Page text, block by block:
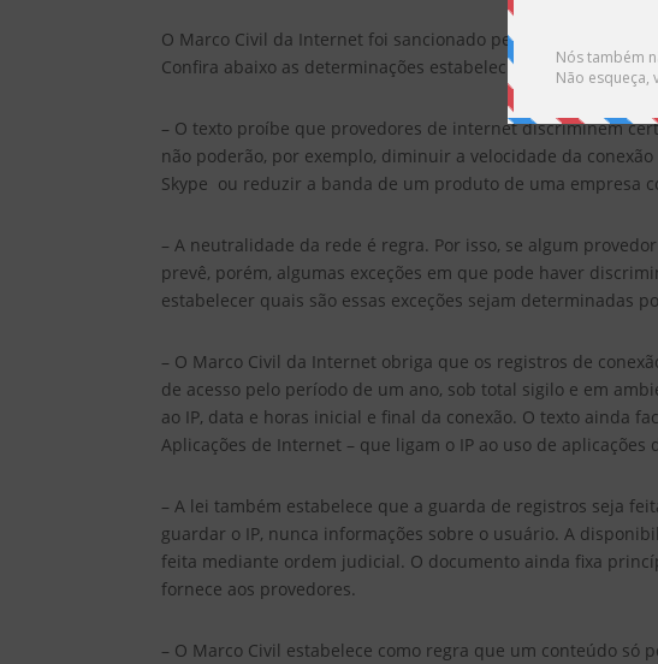
O Marco Civil da Internet foi sancionado pela presidente
Confira abaixo as determinações estabelecidas para os
– O texto proíbe que provedores de internet discriminem
não poderão, por exemplo, diminuir a velocidade da
Skype ou reduzir a banda de um produto de uma empresa
– A neutralidade da rede é regra. Por isso, se algum
prevê, porém, algumas exceções em que pode haver
estabelecer quais são essas exceções sejam determinadas
– O Marco Civil da Internet obriga que os registros de
de acesso pelo período de um ano, sob total sigilo e em
ao IP, data e horas inicial e final da conexão. O texto ainda
Aplicações de Internet – que ligam o IP ao uso de aplicações
– A lei também estabelece que a guarda de registros seja
guardar o IP, nunca informações sobre o usuário. A
feita mediante ordem judicial. O documento ainda fixa
fornece aos provedores.
– O Marco Civil estabelece como regra que um conteúdo